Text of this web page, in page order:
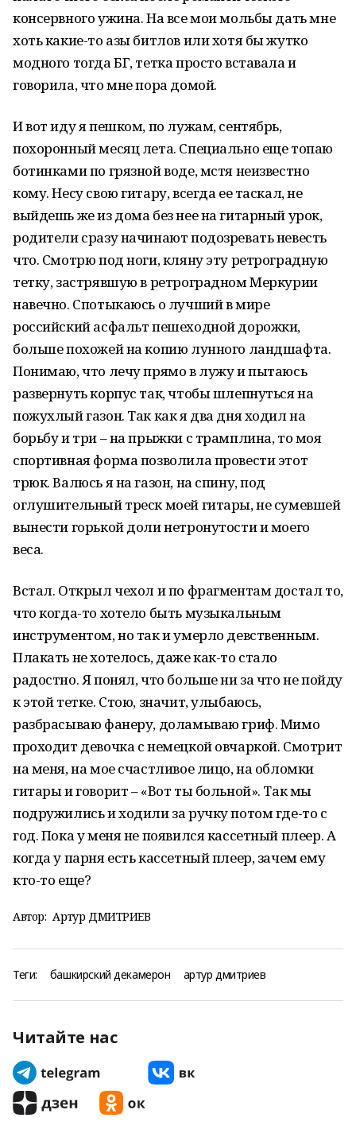
консервного ужина. На все мои мольбы дать мне
хоть какие-то азы битлов или хотя бы жутко
модного тогда БГ, тетка просто вставала и
говорила, что мне пора домой.
И вот иду я пешком, по лужам, сентябрь,
похоронный месяц лета. Специально еще топаю
ботинками по грязной воде, мстя неизвестно
кому. Несу свою гитару, всегда ее таскал, не
выйдешь же из дома без нее на гитарный урок,
родители сразу начинают подозревать невесть
что. Смотрю под ноги, кляну эту ретроградную
тетку, застрявшую в ретроградном Меркурии
навечно. Спотыкаюсь о лучший в мире
российский асфальт пешеходной дорожки,
больше похожей на копию лунного ландшафта.
Понимаю, что лечу прямо в лужу и пытаюсь
развернуть корпус так, чтобы шлепнуться на
пожухлый газон. Так как я два дня ходил на
борьбу и три – на прыжки с трамплина, то моя
спортивная форма позволила провести этот
трюк. Валюсь я на газон, на спину, под
оглушительный треск моей гитары, не сумевшей
вынести горькой доли нетронутости и моего
веса.
Встал. Открыл чехол и по фрагментам достал то,
что когда-то хотело быть музыкальным
инструментом, но так и умерло девственным.
Плакать не хотелось, даже как-то стало
радостно. Я понял, что больше ни за что не пойду
к этой тетке. Стою, значит, улыбаюсь,
разбрасываю фанеру, доламываю гриф. Мимо
проходит девочка с немецкой овчаркой. Смотрит
на меня, на мое счастливое лицо, на обломки
гитары и говорит – «Вот ты больной». Так мы
подружились и ходили за ручку потом где-то с
год. Пока у меня не появился кассетный плеер. А
когда у парня есть кассетный плеер, зачем ему
кто-то еще?
Автор: Артур ДМИТРИЕВ
Теги: башкирский декамерон артур дмитриев
Читайте нас